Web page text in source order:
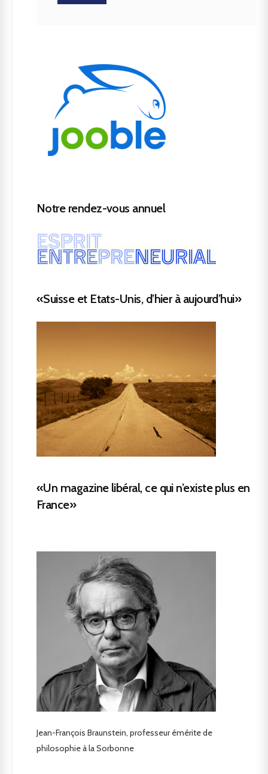
Notre rendez-vous annuel
«Suisse et Etats-Unis, d’hier à aujourd’hui»
«Un magazine libéral, ce qui n’existe plus en
France»
Jean-François Braunstein, professeur émérite de
philosophie à la Sorbonne